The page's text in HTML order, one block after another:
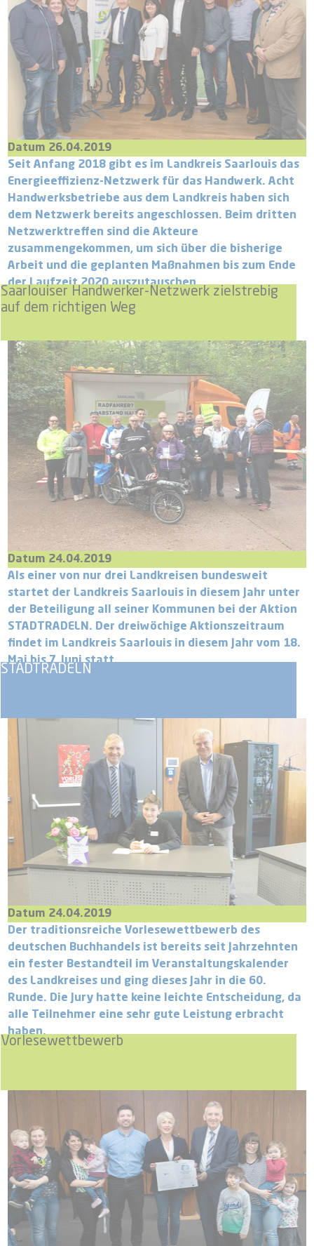
Saarlouiser Handwerker-Netzwerk zielstrebig
auf dem richtigen Weg
Datum 26.04.2019
Seit Anfang 2018 gibt es im Landkreis Saarlouis das
Energieeffizienz-Netzwerk für das Handwerk. Acht
Handwerksbetriebe aus dem Landkreis haben sich
dem Netzwerk bereits angeschlossen. Beim dritten
Netzwerktreffen sind die Akteure
zusammengekommen, um sich über die bisherige
Arbeit und die geplanten Maßnahmen bis zum Ende
der Laufzeit 2020 auszutauschen.
STADTRADELN
Datum 24.04.2019
Als einer von nur drei Landkreisen bundesweit
startet der Landkreis Saarlouis in diesem Jahr unter
der Beteiligung all seiner Kommunen bei der Aktion
STADTRADELN. Der dreiwöchige Aktionszeitraum
findet im Landkreis Saarlouis in diesem Jahr vom 18.
Mai bis 7. Juni statt.
Vorlesewettbewerb
Datum 24.04.2019
Der traditionsreiche Vorlesewettbewerb des
deutschen Buchhandels ist bereits seit Jahrzehnten
ein fester Bestandteil im Veranstaltungskalender
des Landkreises und ging dieses Jahr in die 60.
Runde. Die Jury hatte keine leichte Entscheidung, da
alle Teilnehmer eine sehr gute Leistung erbracht
haben.